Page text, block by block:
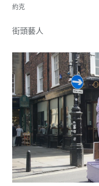
約克
街頭藝人